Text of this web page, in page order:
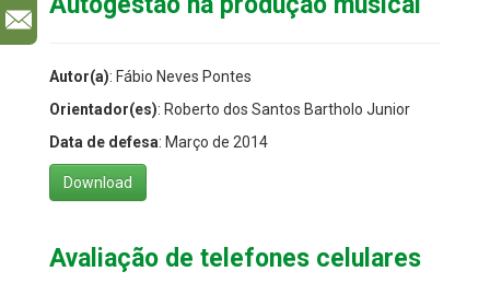
Autor(a): Fábio Neves Pontes
Orientador(es): Roberto dos Santos Bartholo Junior
Data de defesa: Março de 2014
Download
Avaliação de telefones celulares